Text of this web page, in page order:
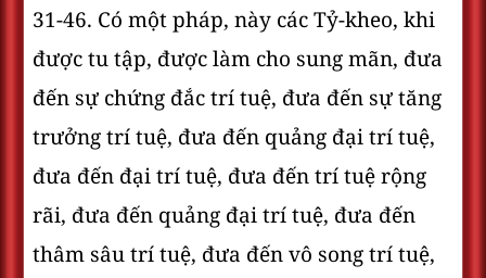
31-46. Có một pháp, này các Tỷ-kheo, khi
được tu tập, được làm cho sung mãn, đưa
đến sự chứng đắc trí tuệ, đưa đến sự tăng
trưởng trí tuệ, đưa đến quảng đại trí tuệ,
đưa đến đại trí tuệ, đưa đến trí tuệ rộng
rãi, đưa đến quảng đại trí tuệ, đưa đến
thâm sâu trí tuệ, đưa đến vô song trí tuệ,